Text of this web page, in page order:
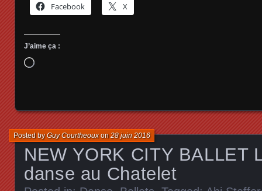
Facebook X
J’aime ça :
Chargement…
NEW YORK CITY BALLET
danse au Chatelet
Posted byGuy Courtheouxon28 juin 2016